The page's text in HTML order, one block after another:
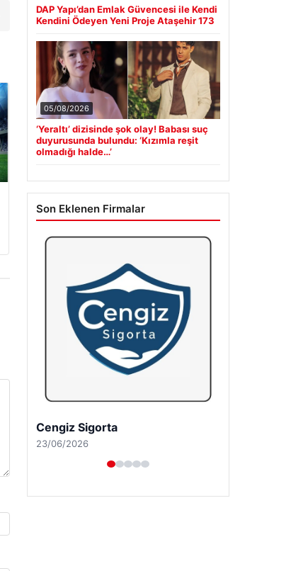
DAP Yapı’dan Emlak Güvencesi ile Kendi
Kendini Ödeyen Yeni Proje Ataşehir 173
05/08/2026
‘Yeraltı’ dizisinde şok olay! Babası suç
duyurusunda bulundu: ‘Kızımla reşit
olmadığı halde…’
Son Eklenen Firmalar
Hastaş Beton
26/05/2026